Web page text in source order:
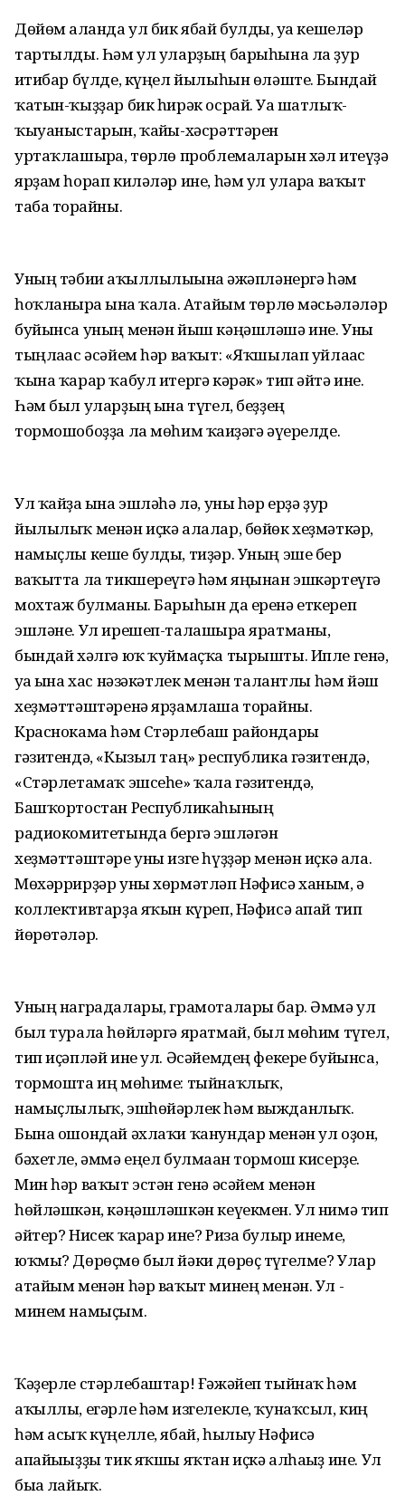
Дөйөм алғанда ул бик ябай булды, уға кешеләр
тартылды. Һәм ул уларҙың барыһына ла ҙур
иғтибар бүлде, күңел йылыһын өләште. Бындай
ҡатын-ҡыҙҙар бик һирәк осрай. Уға шатлыҡ-
ҡыуаныстарын, ҡайғы-хәсрәттәрен
уртаҡлашырға, төрлө проблемаларын хәл итеүҙә
ярҙам һорап киләләр ине, һәм ул уларға ваҡыт
таба торғайны.
Уның тәбиғи аҡыллылығына ғәжәпләнергә һәм
һоҡланырға ғына ҡала. Атайым төрлө мәсьәләләр
буйынса уның менән йыш кәңәшләшә ине. Уны
тыңлағас әсәйем һәр ваҡыт: «Яҡшылап уйлағас
ҡына ҡарар ҡабул итергә кәрәк» тип әйтә ине.
Һәм был уларҙың ғына түгел, беҙҙең
тормошобоҙҙа ла мөһим ҡағиҙәгә әүерелде.
Ул ҡайҙа ғына эшләһә лә, уны һәр ерҙә ҙур
йылылыҡ менән иҫкә алалар, бөйөк хеҙмәткәр,
намыҫлы кеше булды, тиҙәр. Уның эше бер
ваҡытта ла тикшереүгә һәм яңынан эшкәртеүгә
мохтаж булманы. Барыһын да еренә еткереп
эшләне. Ул ирешеп-талашырға яратманы,
бындай хәлгә юҡ ҡуймаҫҡа тырышты. Ипле генә,
уға ғына хас нәзәкәтлек менән талантлы һәм йәш
хеҙмәттәштәренә ярҙамлаша торғайны.
Краснокама һәм Стәрлебаш райондары
гәзитендә, «Кызыл таң» республика гәзитендә,
«Стәрлетамаҡ эшсеһе» ҡала гәзитендә,
Башҡортостан Республикаһының
радиокомитетында бергә эшләгән
хеҙмәттәштәре уны изге һүҙҙәр менән иҫкә ала.
Мөхәррирҙәр уны хөрмәтләп Нәфисә ханым, ә
коллективтарҙа яҡын күреп, Нәфисә апай тип
йөрөтәләр.
Уның наградалары, грамоталары бар. Әммә ул
был турала һөйләргә яратмай, был мөһим түгел,
тип иҫәпләй ине ул. Әсәйемдең фекере буйынса,
тормошта иң мөһиме: тыйнаҡлыҡ,
намыҫлылыҡ, эшһөйәрлек һәм выжданлыҡ.
Бына ошондай әхлаҡи ҡанундар менән ул оҙон,
бәхетле, әммә еңел булмаған тормош кисерҙе.
Мин һәр ваҡыт эстән генә әсәйем менән
һөйләшкән, кәңәшләшкән кеүекмен. Ул нимә тип
әйтер? Нисек ҡарар ине? Риза булыр инеме,
юҡмы? Дөрөҫмө был йәки дөрөҫ түгелме? Улар
атайым менән һәр ваҡыт минең менән. Ул -
минем намыҫым.
Ҡәҙерле стәрлебаштар! Ғәжәйеп тыйнаҡ һәм
аҡыллы, егәрле һәм изгелекле, ҡунаҡсыл, киң
һәм асыҡ күңелле, ябай, һылыу Нәфисә
апайығыҙҙы тик яҡшы яҡтан иҫкә алһағыҙ ине. Ул
быға лайыҡ.